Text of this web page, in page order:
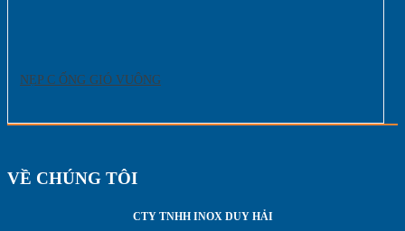
NẸP C ỐNG GIÓ VUÔNG
VỀ CHÚNG TÔI
CTY TNHH INOX DUY HẢI